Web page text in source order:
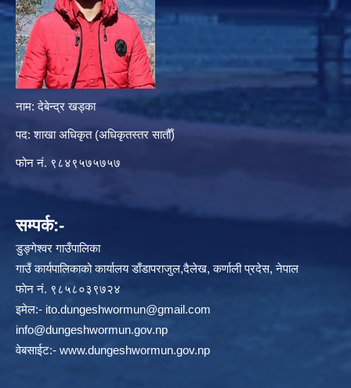
नाम: देबेन्द्र खड्का
पद: शाखा अधिकृत (अधिकृतस्तर सातौँ)
फोन नं. ९८४९५७५७५७
सम्पर्क:-
डुङ्गेश्वर गाउँपालिका
गाउँ कार्यपालिकाको कार्यालय डाँडापराजुल,दैलेख, कर्णाली प्रदेस, नेपाल
फाेन नं. ९८५८०३९७२४
इमेल:- ito.dungeshwormun@gmail.com
info@dungeshwormun.gov.np
वेबसाईट:- www.dungeshwormun.gov.np